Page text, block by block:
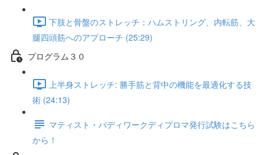
下肢と骨盤のストレッチ：ハムストリング、内転筋、大
腿四頭筋へのアプローチ (25:29)
プログラム３０
上半身ストレッチ: 勝手筋と背中の機能を最適化する技
術 (24:13)
マティスト・バディワークディプロマ発行試験はこちら
から！